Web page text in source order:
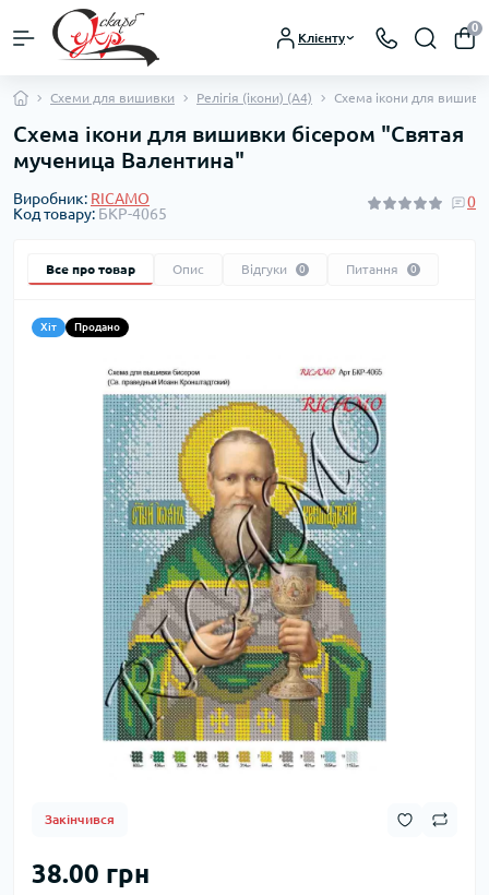
Клієнту
0
Схеми для вишивки Релігія (ікони) (А4) Схема ікони для
Схема ікони для вишивки бісером "Святая
мученица Валентина"
Виробник: RICAMO
Код товару: БКР-4065
0
Все про товар Опис Відгуки 0 Питання 0
Хіт Продано
Закінчився
38.00 грн